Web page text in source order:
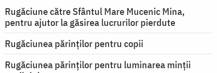
Rugăciune către Sfântul Mare Mucenic Mina,
pentru ajutor la găsirea lucrurilor pierdute
Rugăciunea părinților pentru copii
Rugăciunea părinților pentru luminarea minţii